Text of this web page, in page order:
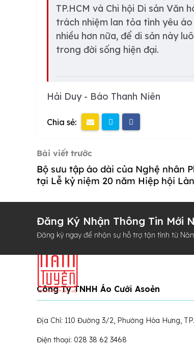
TP.HCM và Chi hội Di sản Văn
trách nhiệm lan tỏa tình yêu
nhiều hơn nữa, để di sản này
trong đời sống hiện đại.
Hải Duy - Báo Thanh Niên
Chia sẻ:
Bài viết trước
Bộ sưu tập áo dài của Nghệ nhân
tại Lễ kỷ niệm 20 năm Hiệp hội
Đăng Ký Nhận Thông Tin Mới
Đăng ký ngay để nhận sự hỗ trợ tận tình từ
Công Ty TNHH Áo Cưới Asoẻn
Địa Chỉ: 110 Đường 3/2, Phường Hòa Hưng,
Điện thoại: 028 38 62 3468